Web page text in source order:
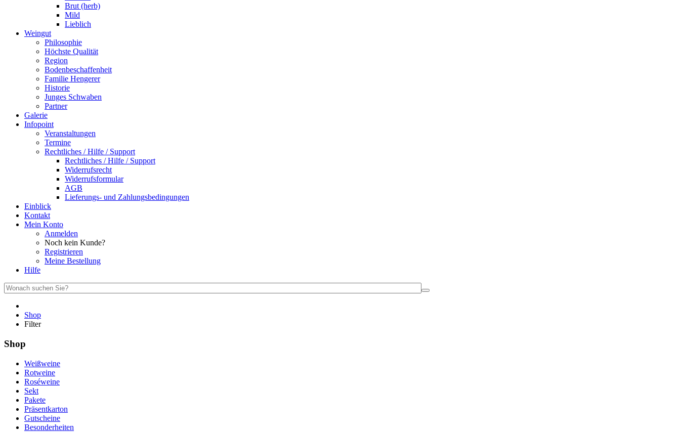
Brut (herb)
Mild
Lieblich
Weingut
Philosophie
Höchste Qualität
Region
Bodenbeschaffenheit
Familie Hengerer
Historie
Junges Schwaben
Partner
Galerie
Infopoint
Veranstaltungen
Termine
Rechtliches / Hilfe / Support
Rechtliches / Hilfe / Support
Widerrufsrecht
Widerrufsformular
AGB
Lieferungs- und Zahlungsbedingungen
Einblick
Kontakt
Mein Konto
Anmelden
Noch kein Kunde?
Registrieren
Meine Bestellung
Hilfe
Shop
Filter
Shop
Weißweine
Rotweine
Roséweine
Sekt
Pakete
Präsentkarton
Gutscheine
Besonderheiten